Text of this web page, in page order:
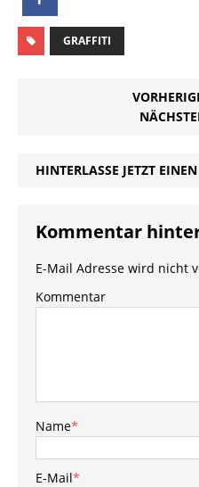
GRAFFITI
HINTERLASSE JETZT
Kommentar
E-Mail Adresse wird nicht
Kommentar
Name*
E-Mail*